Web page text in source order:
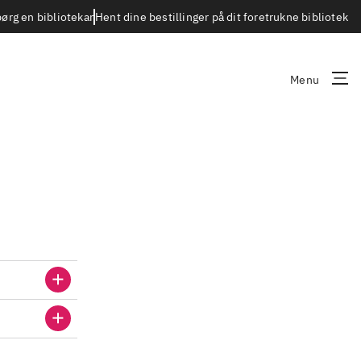
en bibliotekarHent dine bestillinger på dit foretrukne bibliotek
Menu